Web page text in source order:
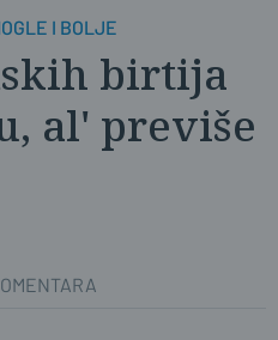
I BOLJE
birtija
al' previše